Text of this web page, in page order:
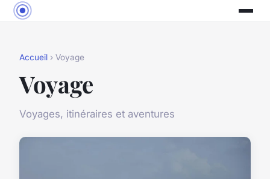
Accueil › Voyage
Voyage
Voyages, itinéraires et aventures